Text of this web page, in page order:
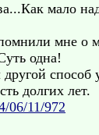
мало
мне о
одна!
способ
долгих лет.
06/11/972